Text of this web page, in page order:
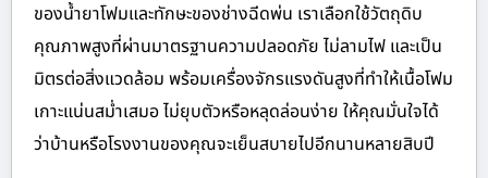
ของน้ำยาโฟมและทักษะของช่างฉีดพ่น เราเลือกใช้วัตถุดิบ
คุณภาพสูงที่ผ่านมาตรฐานความปลอดภัย ไม่ลามไฟ และเป็น
มิตรต่อสิ่งแวดล้อม พร้อมเครื่องจักรแรงดันสูงที่ทำให้เนื้อโฟม
เกาะแน่นสม่ำเสมอ ไม่ยุบตัวหรือหลุดล่อนง่าย ให้คุณมั่นใจได้
ว่าบ้านหรือโรงงานของคุณจะเย็นสบายไปอีกนานหลายสิบปี